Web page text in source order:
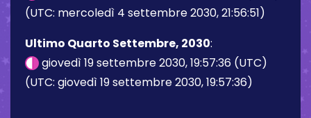
(UTC: mercoledì 4 settembre 2030, 21:56:51)
Ultimo Quarto Settembre, 2030:
giovedì 19 settembre 2030, 19:57:36 (UTC)
(UTC: giovedì 19 settembre 2030, 19:57:36)